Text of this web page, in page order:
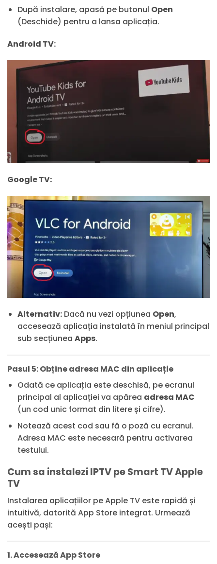
După instalare, apasă pe butonul Open
(Deschide) pentru a lansa aplicația.
Android TV:
Google TV:
Alternativ:Dacă nu vezi opțiunea Open,
accesează aplicația instalată în meniul principal
sub secțiunea Apps.
Pasul 5: Obține adresa MAC din aplicație
Odată ce aplicația este deschisă, pe ecranul
principal al aplicației va apărea adresa MAC
(un cod unic format din litere și cifre).
Notează acest cod sau fă o poză cu ecranul.
Adresa MAC este necesară pentru activarea
testului.
Cum sa instalezi IPTV pe Smart TV Apple
TV
Instalarea aplicațiilor pe Apple TV este rapidă și
intuitivă, datorită App Store integrat. Urmează
acești pași:
1. Accesează App Store